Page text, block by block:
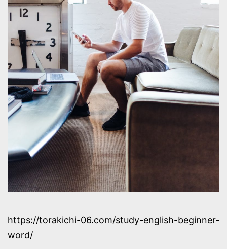
https://torakichi-06.com/study-english-beginner-
word/